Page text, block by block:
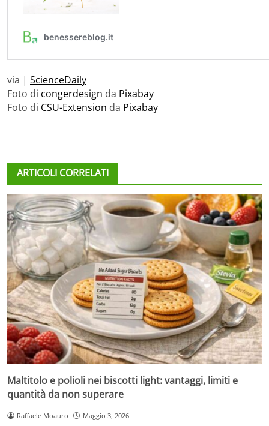
via | ScienceDaily
Foto di congerdesign da Pixabay
Foto di CSU-Extension da Pixabay
ARTICOLI CORRELATI
Maltitolo e polioli nei biscotti light: vantaggi, limiti e
quantità da non superare
Raffaele Moauro Maggio 3, 2026